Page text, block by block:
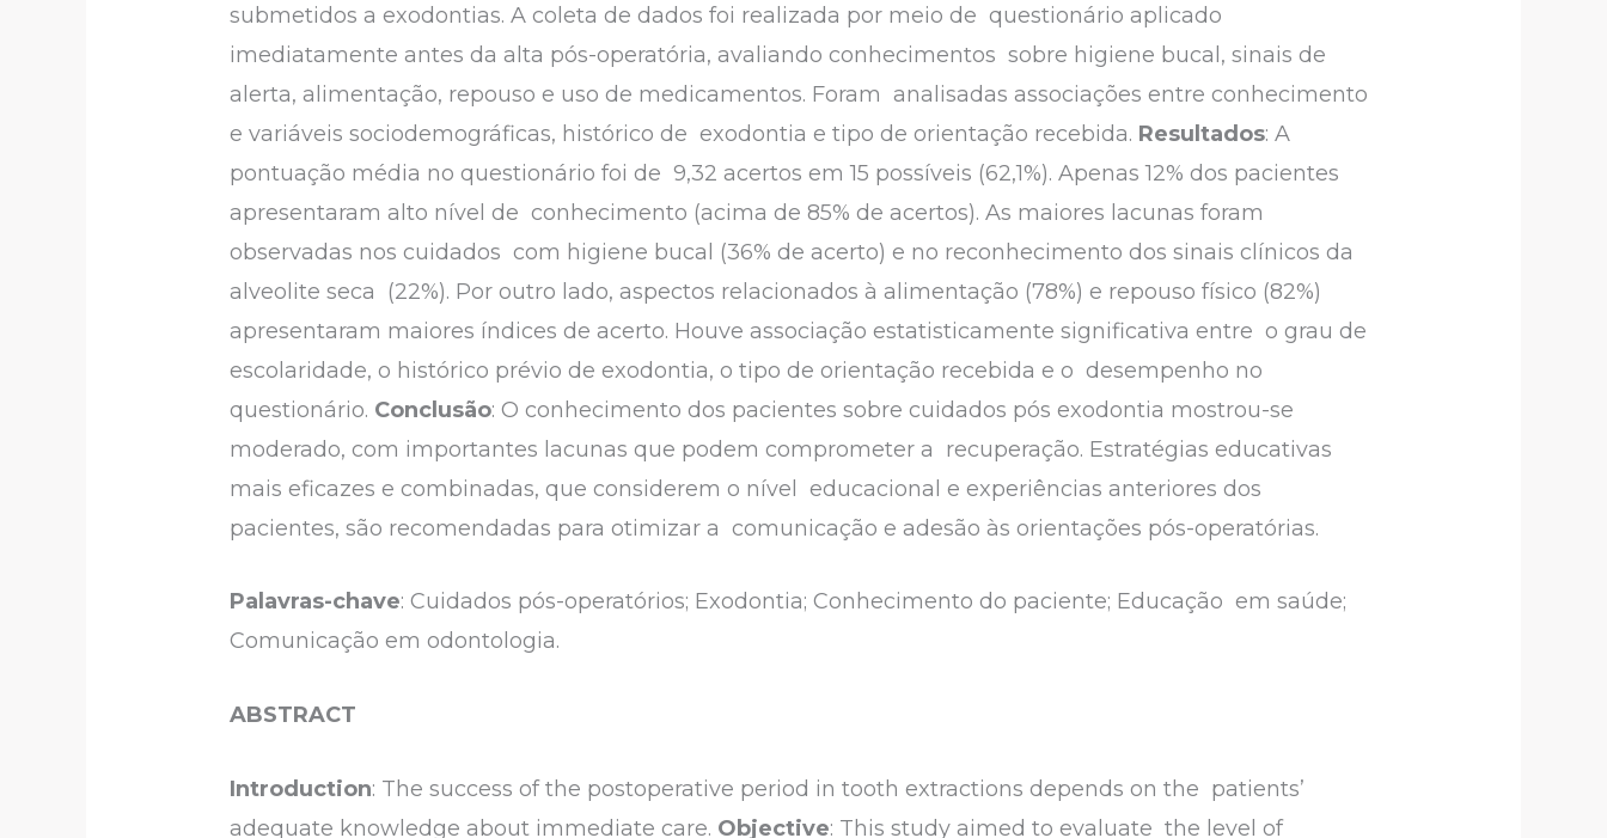
submetidos a exodontias. A coleta de dados foi realizada por meio de questionário aplicado
imediatamente antes da alta pós-operatória, avaliando conhecimentos sobre higiene bucal, sinais de
alerta, alimentação, repouso e uso de medicamentos. Foram analisadas associações entre conhecimento
e variáveis sociodemográficas, histórico de exodontia e tipo de orientação recebida. Resultados: A
pontuação média no questionário foi de 9,32 acertos em 15 possíveis (62,1%). Apenas 12% dos pacientes
apresentaram alto nível de conhecimento (acima de 85% de acertos). As maiores lacunas foram
observadas nos cuidados com higiene bucal (36% de acerto) e no reconhecimento dos sinais clínicos da
alveolite seca (22%). Por outro lado, aspectos relacionados à alimentação (78%) e repouso físico (82%)
apresentaram maiores índices de acerto. Houve associação estatisticamente significativa entre o grau de
escolaridade, o histórico prévio de exodontia, o tipo de orientação recebida e o desempenho no
questionário. Conclusão: O conhecimento dos pacientes sobre cuidados pós exodontia mostrou-se
moderado, com importantes lacunas que podem comprometer a recuperação. Estratégias educativas
mais eficazes e combinadas, que considerem o nível educacional e experiências anteriores dos
pacientes, são recomendadas para otimizar a comunicação e adesão às orientações pós-operatórias.
Palavras-chave: Cuidados pós-operatórios; Exodontia; Conhecimento do paciente; Educação em saúde;
Comunicação em odontologia.
ABSTRACT
Introduction: The success of the postoperative period in tooth extractions depends on the patients’
adequate knowledge about immediate care. Objective: This study aimed to evaluate the level of